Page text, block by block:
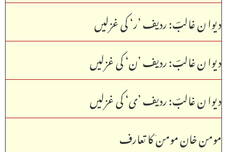
دیوا ن غالبؔ: ردیف ’ر‘ کی غزلیں
دیوا ن غالبؔ: ردیف ’ن‘ کی غزلیں
دیوا ن غالبؔ: ردیف ’ی‘ کی غزلیں
مومن خان مومن ؔکا تعارف